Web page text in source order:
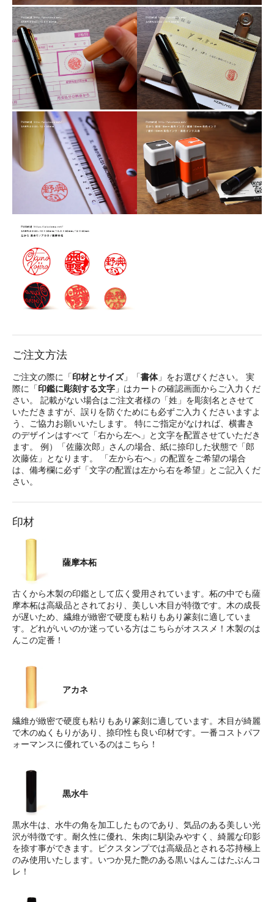
ご注文方法
ご注文の際に「印材とサイズ」「書体」をお選びください。 実
際に「印鑑に彫刻する文字 」はカートの確認画面からご入力くだ
さい。 記載がない場合はご注文者様の「姓」を彫刻名とさせて
いただきますが、誤りを防ぐためにも必ずご入力くださいますよ
う、ご協力お願いいたします。 特にご指定がなければ、横書き
のデザインはすべて「右から左へ」と文字を配置させていただき
ます。 例）「佐藤次郎」さんの場合、紙に捺印した状態で「郎
次藤佐」となります。 「左から右へ」の配置をご希望の場合
は、備考欄に必ず「文字の配置は左から右を希望」とご記入くだ
さい。
印材
薩摩本柘
古くから木製の印鑑として広く愛用されています。柘の中でも薩
摩本柘は高級品とされており、美しい木目が特徴です。木の成長
が遅いため、繊維が緻密で硬度も粘りもあり篆刻に適していま
す。どれがいいのか迷っている方はこちらがオススメ！木製のは
んこの定番！
アカネ
繊維が緻密で硬度も粘りもあり篆刻に適しています。木目が綺麗
で木のぬくもりがあり、捺印性も良い印材です。一番コストパフ
ォーマンスに優れているのはこちら！
黒水牛
黒水牛は、水牛の角を加工したものであり、気品のある美しい光
沢が特徴です。耐久性に優れ、朱肉に馴染みやすく、綺麗な印影
を捺す事ができます。ピクスタンプでは高級品とされる芯持極上
のみ使用いたします。いつか見た艶のある黒いはんこはたぶんコ
レ！